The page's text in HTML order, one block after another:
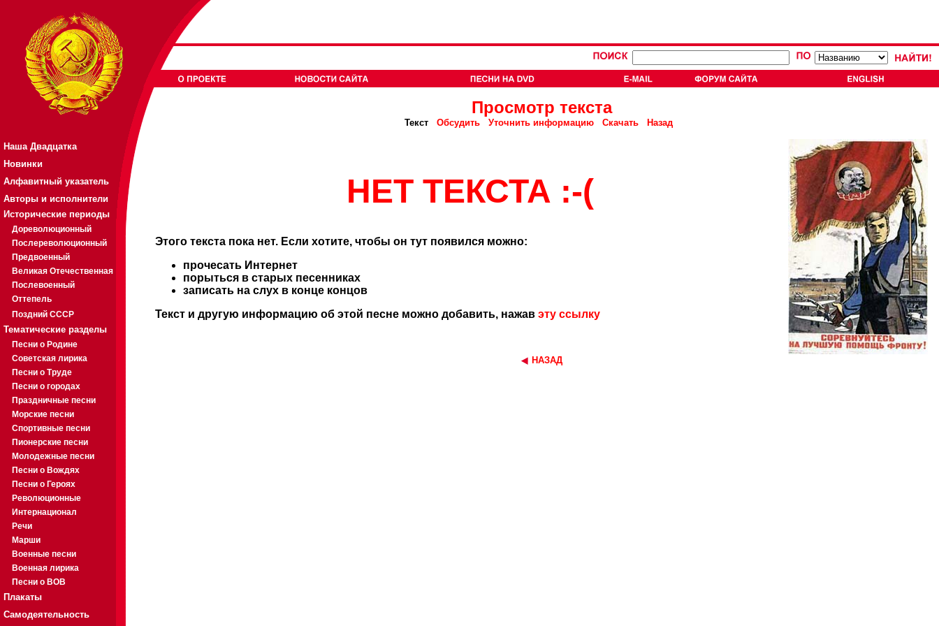
Наша Двадцатка
Новинки
Алфавитный указатель
Авторы и исполнители
Исторические периоды
Дореволюционный
Послереволюционный
Предвоенный
Великая Отечественная
Послевоенный
Оттепель
Поздний СССР
Тематические разделы
Песни о Родине
Советская лирика
Песни о Труде
Песни о городах
Праздничные песни
Морские песни
Спортивные песни
Пионерские песни
Молодежные песни
Песни о Вождях
Песни о Героях
Революционные
Интернационал
Речи
Марши
Военные песни
Военная лирика
Песни о ВОВ
Плакаты
Самодеятельность
Просмотр текста
Текст Обсудить Уточнить информацию Скачать Назад
НЕТ ТЕКСТА :-(
Этого текста пока нет. Если хотите, чтобы он тут появился можно:
прочесать Интернет
порыться в старых песенниках
записать на слух в конце концов
Текст и другую информацию об этой песне можно добавить, нажав эту ссылку
НАЗАД